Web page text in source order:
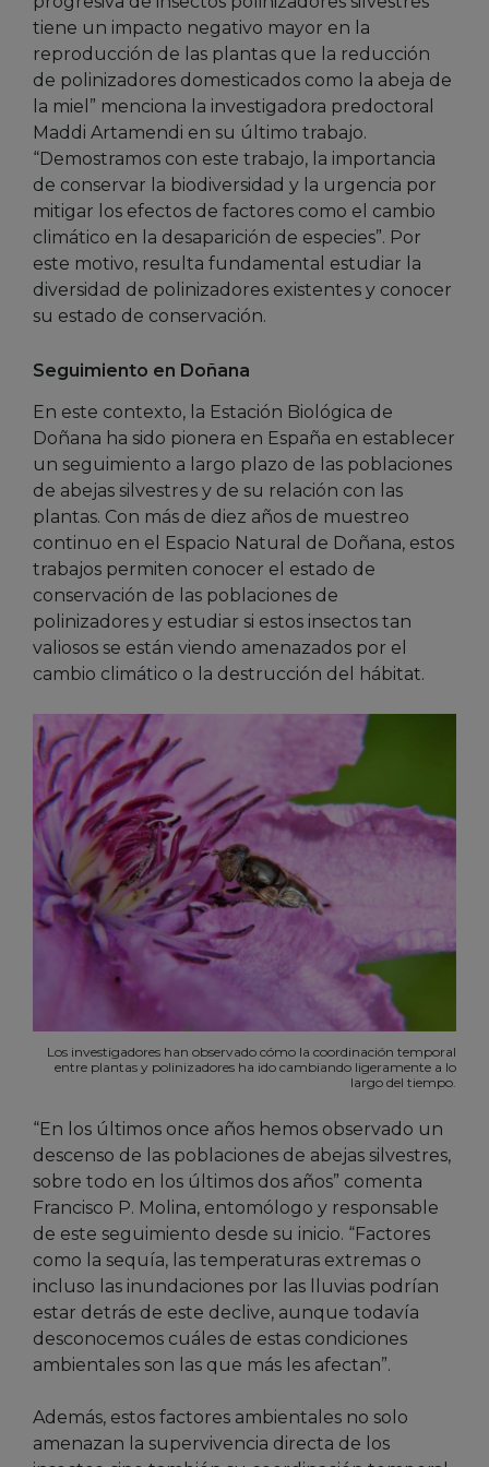
tiene un impacto negativo mayor en la
reproducción de las plantas que la reducción
de polinizadores domesticados como la abeja de
la miel” menciona la investigadora predoctoral
Maddi Artamendi en su último trabajo.
“Demostramos con este trabajo, la importancia
de conservar la biodiversidad y la urgencia por
mitigar los efectos de factores como el cambio
climático en la desaparición de especies”. Por
este motivo, resulta fundamental estudiar la
diversidad de polinizadores existentes y conocer
su estado de conservación.
Seguimiento en Doñana
En este contexto, la Estación Biológica de
Doñana ha sido pionera en España en establecer
un seguimiento a largo plazo de las poblaciones
de abejas silvestres y de su relación con las
plantas. Con más de diez años de muestreo
continuo en el Espacio Natural de Doñana, estos
trabajos permiten conocer el estado de
conservación de las poblaciones de
polinizadores y estudiar si estos insectos tan
valiosos se están viendo amenazados por el
cambio climático o la destrucción del hábitat.
Los investigadores han observado cómo la coordinación temporal
entre plantas y polinizadores ha ido cambiando ligeramente a lo
largo del tiempo.
“En los últimos once años hemos observado un
descenso de las poblaciones de abejas silvestres,
sobre todo en los últimos dos años” comenta
Francisco P. Molina, entomólogo y responsable
de este seguimiento desde su inicio. “Factores
como la sequía, las temperaturas extremas o
incluso las inundaciones por las lluvias podrían
estar detrás de este declive, aunque todavía
desconocemos cuáles de estas condiciones
ambientales son las que más les afectan”.
Además, estos factores ambientales no solo
amenazan la supervivencia directa de los